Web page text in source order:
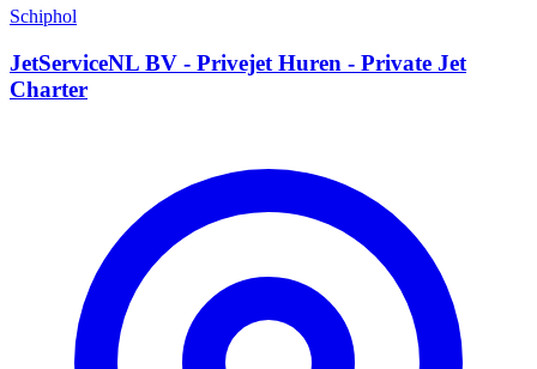
Schiphol
JetServiceNL BV - Privejet Huren - Private Jet
Charter